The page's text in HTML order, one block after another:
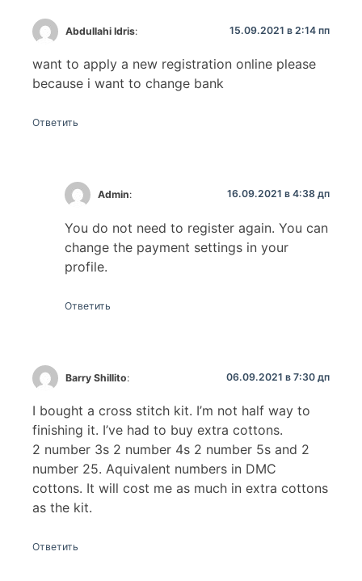
Abdullahi Idris: 15.09.2021 в 2:14 пп
want to apply a new registration online please
because i want to change bank
Ответить
Admin: 16.09.2021 в 4:38 дп
You do not need to register again. You can
change the payment settings in your
profile.
Ответить
Barry Shillito: 06.09.2021 в 7:30 дп
I bought a cross stitch kit. I’m not half way to
finishing it. I’ve had to buy extra cottons.
2 number 3s 2 number 4s 2 number 5s and 2
number 25. Aquivalent numbers in DMC
cottons. It will cost me as much in extra cottons
as the kit.
Ответить